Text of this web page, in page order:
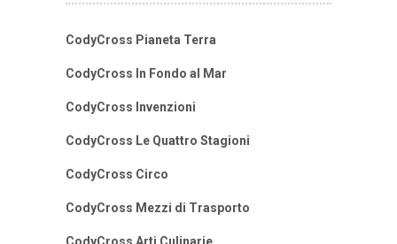
CodyCross Pianeta Terra
CodyCross In Fondo al Mar
CodyCross Invenzioni
CodyCross Le Quattro Stagioni
CodyCross Circo
CodyCross Mezzi di Trasporto